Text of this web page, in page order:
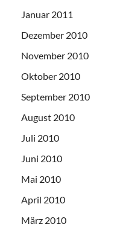
Januar 2011
Dezember 2010
November 2010
Oktober 2010
September 2010
August 2010
Juli 2010
Juni 2010
Mai 2010
April 2010
März 2010